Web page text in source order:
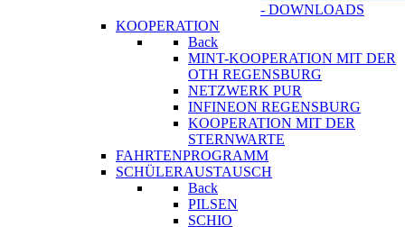
- DOWNLOADS
KOOPERATION
Back
MINT-KOOPERATION MIT DER
OTH REGENSBURG
NETZWERK PUR
INFINEON REGENSBURG
KOOPERATION MIT DER
STERNWARTE
FAHRTENPROGRAMM
SCHÜLERAUSTAUSCH
Back
PILSEN
SCHIO